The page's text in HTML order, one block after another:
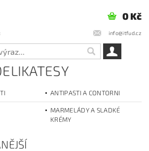
info@itfud.cz
0 Kč
ANTIPASTI A CONTORNI
MARMELÁDY A SLADKÉ
KRÉMY